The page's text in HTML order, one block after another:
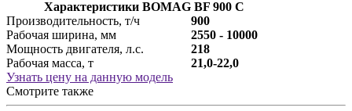
Характеристики BOMAG BF 900 C
Производительность, т/ч
900
Рабочая ширина, мм
2550 - 10000
Мощность двигателя, л.с.
218
Рабочая масса, т
21,0-22,0
Узнать цену на данную модель
Смотрите также